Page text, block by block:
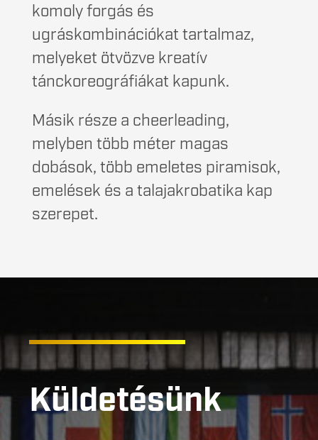
komoly forgás és
ugráskombinációkat tartalmaz,
melyeket ötvözve kreatív
tánckoreográfiákat kapunk.
Másik része a cheerleading,
melyben több méter magas
dobások, több emeletes piramisok,
emelések és a talajakrobatika kap
szerepet.
Küldetésünk